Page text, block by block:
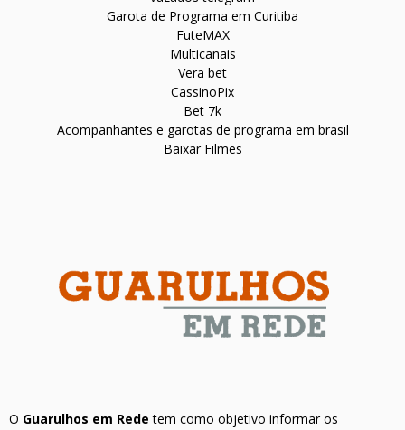
Garota de Programa em Curitiba
FuteMAX
Multicanais
Vera bet
CassinoPix
Bet 7k
Acompanhantes e garotas de programa em brasil
Baixar Filmes
O Guarulhos em Rede tem como objetivo informar os